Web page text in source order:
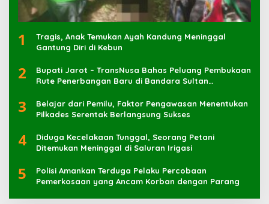
1
Tragis, Anak Temukan Ayah Kandung Meninggal
Gantung Diri di Kebun
2
Bupati Jarot – TransNusa Bahas Peluang Pembukaan
Rute Penerbangan Baru di Bandara Sultan
3
Belajar dari Pemilu, Faktor Pengawasan Menentukan
Pilkades Serentak Berlangsung Sukses
4
Diduga Kecelakaan Tunggal, Seorang Petani
Ditemukan Meninggal di Saluran Irigasi
5
Polisi Amankan Terduga Pelaku Percobaan
Pemerkosaan yang Ancam Korban dengan Parang